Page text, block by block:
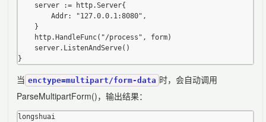
当 enctype=multipart/form-data 时，会自动调用
ParseMultipartForm()，输出结果：
longshuai